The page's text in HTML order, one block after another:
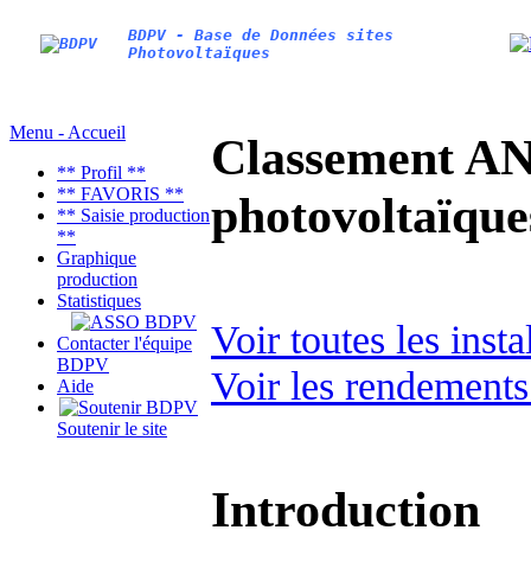
BDPV - Base de Données sites
Photovoltaïques
Menu - Accueil
** Profil **
** FAVORIS **
** Saisie production
**
Graphique
production
Statistiques
Contacter l'équipe
BDPV
Aide
Soutenir le site
Classement
Voir toutes les
Voir les
Introduction